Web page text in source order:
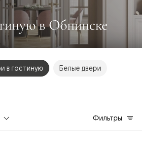
в Обнинске
в гостиную Белые двери
Фильтры